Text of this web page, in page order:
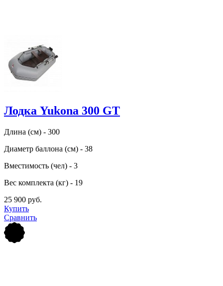
Лодка Yukona 300 GT
Длина (см) - 300
Диаметр баллона (см) - 38
Вместимость (чел) - 3
Вес комплекта (кг) - 19
25 900 руб.
Купить
Сравнить